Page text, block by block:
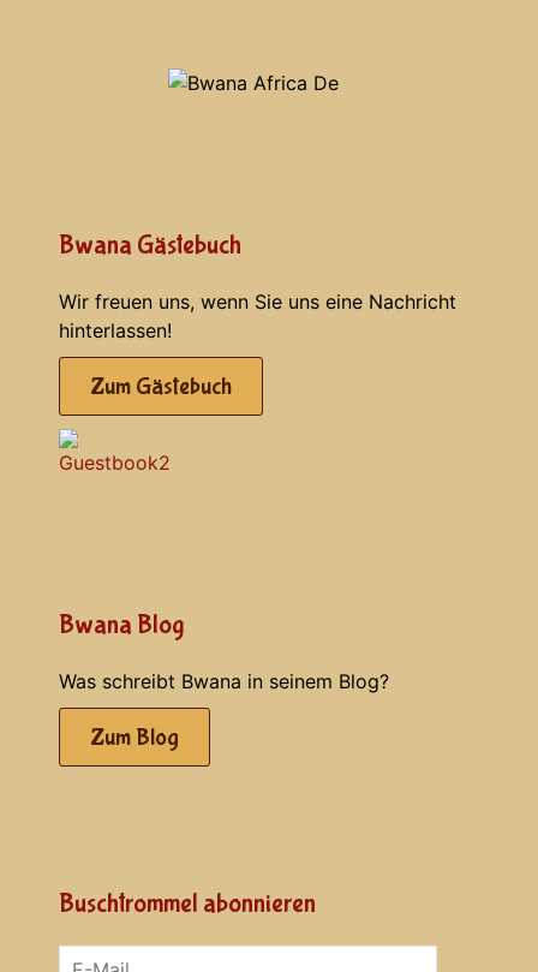
Bwana Gästebuch
Wir freuen uns, wenn Sie uns eine Nachricht
hinterlassen!
Zum Gästebuch
Bwana Blog
Was schreibt Bwana in seinem Blog?
Zum Blog
Buschtrommel abonnieren